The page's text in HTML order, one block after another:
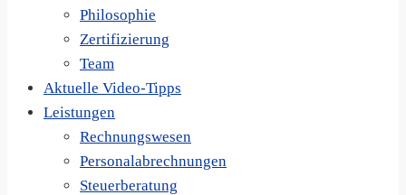
Philosophie
Zertifizierung
Team
Aktuelle Video-Tipps
Leistungen
Rechnungswesen
Personalabrechnungen
Steuerberatung